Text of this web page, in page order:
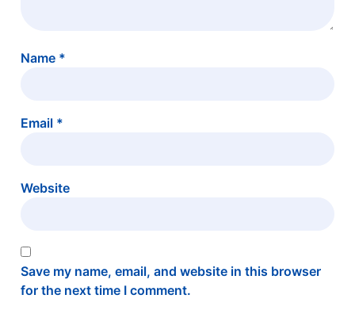
Name *
Email *
Website
Save my name, email, and website in this browser
for the next time I comment.